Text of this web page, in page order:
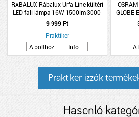
RÁBALUX Rábalux Urfa Line kültéri
LED fali lámpa 16W 1500lm 3000-
6500K antracit IP65 D7,7cm H24cm
9 999 Ft
Praktiker
A bolthoz
Info
OSRAM
GLOBE
A
Praktiker izzók
Hasonló